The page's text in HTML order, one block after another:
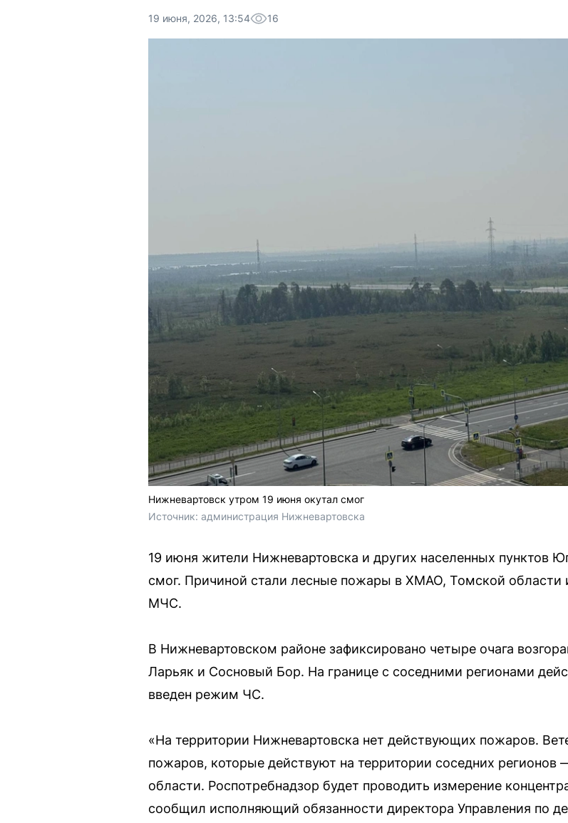
19 июня, 2026, 13:54 16
Нижневартовск утром 19 июня окутал смог
Источник: администрация Нижневартовска
19 июня жители Нижневартовска и других населенных пунктов
смог. Причиной стали лесные пожары в ХМАО, Томской
МЧС.
В Нижневартовском районе зафиксировано четыре очага
Ларьяк и Сосновый Бор. На границе с соседними регионами
введен режим ЧС.
«На территории Нижневартовска нет действующих пожаров.
пожаров, которые действуют на территории соседних
области. Роспотребнадзор будет проводить измерение
сообщил исполняющий обязанности директора Управления по